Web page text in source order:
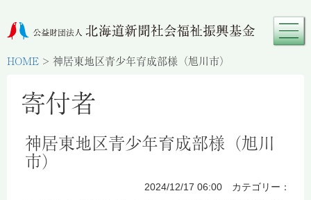
HOME > 神居東地区青少年育成部様（旭川市）
寄付者
神居東地区青少年育成部様（旭川
市）
2024/12/17 06:00 カテゴリー：